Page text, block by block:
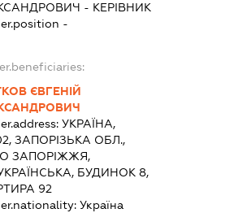
- КЕРІВНИК
-
ЄВГЕНІЙ
УКРАЇНА,
ЗАПОРІЗЬКА ОБЛ.,
ЗАПОРІЖЖЯ,
БУДИНОК 8,
92
Україна